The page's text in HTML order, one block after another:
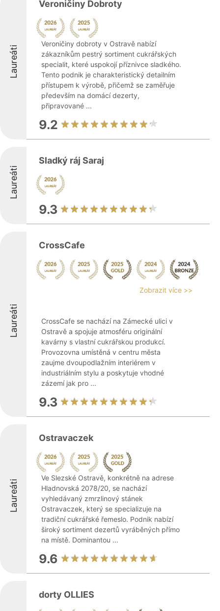
Laureáti
Veroničiny Dobroty
Veroničiny dobroty v Ostravě nabízí
zákazníkům pestrý sortiment cukrářských
specialit, které uspokojí příznivce sladkého.
Tento podnik je charakteristický detailním
přístupem k výrobě, přičemž se zaměřuje
především na domácí dezerty,
připravované ...
9.2
Laureáti
Sladký ráj Saraj
9.3
Laureáti
CrossCafe
Zobrazit více >>
CrossCafe se nachází na Zámecké ulici v
Ostravě a spojuje atmosféru originální
kavárny s vlastní cukrářskou produkcí.
Provozovna umístěná v centru města
zaujme dvoupodlažním interiérem v
industriálním stylu a poskytuje vhodné
zázemí jak pro ...
9.3
Laureáti
Ostravaczek
Ve Slezské Ostravě, konkrétně na adrese
Hladnovská 2078/20, se nachází
vyhledávaný zmrzlinový stánek
Ostravaczek, který se specializuje na
tradiční cukrářské řemeslo. Podnik nabízí
široký sortiment dezertů vyráběných přímo
na místě. Dominantou ...
9.6
dorty OLLIES